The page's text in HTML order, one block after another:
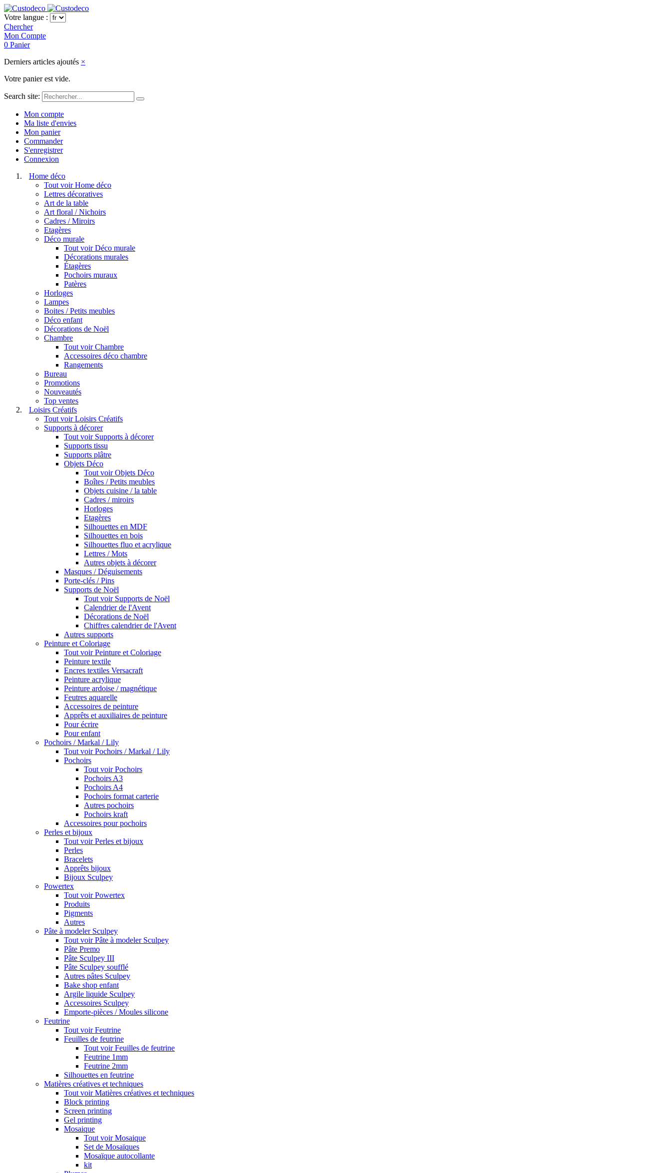
Votre langue :
Chercher
Mon Compte
0 Panier
Derniers articles ajoutés ×
Votre panier est vide.
Search site:
Mon compte
Ma liste d'envies
Mon panier
Commander
S'enregistrer
Connexion
Home déco
Tout voir Home déco
Lettres décoratives
Art de la table
Art floral / Nichoirs
Cadres / Miroirs
Etagères
Déco murale
Tout voir Déco murale
Décorations murales
Étagères
Pochoirs muraux
Patères
Horloges
Lampes
Boites / Petits meubles
Déco enfant
Décorations de Noël
Chambre
Tout voir Chambre
Accessoires déco chambre
Rangements
Bureau
Promotions
Nouveautés
Top ventes
Loisirs Créatifs
Tout voir Loisirs Créatifs
Supports à décorer
Tout voir Supports à décorer
Supports tissu
Supports plâtre
Objets Déco
Tout voir Objets Déco
Boîtes / Petits meubles
Objets cuisine / la table
Cadres / miroirs
Horloges
Etagères
Silhouettes en MDF
Silhouettes en bois
Silhouettes fluo et acrylique
Lettres / Mots
Autres objets à décorer
Masques / Déguisements
Porte-clés / Pins
Supports de Noël
Tout voir Supports de Noël
Calendrier de l'Avent
Décorations de Noël
Chiffres calendrier de l'Avent
Autres supports
Peinture et Coloriage
Tout voir Peinture et Coloriage
Peinture textile
Encres textiles Versacraft
Peinture acrylique
Peinture ardoise / magnétique
Feutres aquarelle
Accessoires de peinture
Apprêts et auxiliaires de peinture
Pour écrire
Pour enfant
Pochoirs / Markal / Lily
Tout voir Pochoirs / Markal / Lily
Pochoirs
Tout voir Pochoirs
Pochoirs A3
Pochoirs A4
Pochoirs format carterie
Autres pochoirs
Pochoirs kraft
Accessoires pour pochoirs
Perles et bijoux
Tout voir Perles et bijoux
Perles
Bracelets
Apprêts bijoux
Bijoux Sculpey
Powertex
Tout voir Powertex
Produits
Pigments
Autres
Pâte à modeler Sculpey
Tout voir Pâte à modeler Sculpey
Pâte Premo
Pâte Sculpey III
Pâte Sculpey soufflé
Autres pâtes Sculpey
Bake shop enfant
Argile liquide Sculpey
Accessoires Sculpey
Emporte-pièces / Moules silicone
Feutrine
Tout voir Feutrine
Feuilles de feutrine
Tout voir Feuilles de feutrine
Feutrine 1mm
Feutrine 2mm
Silhouettes en feutrine
Matières créatives et techniques
Tout voir Matières créatives et techniques
Block printing
Screen printing
Gel printing
Mosaique
Tout voir Mosaique
Set de Mosaïques
Mosaïque autocollante
kit